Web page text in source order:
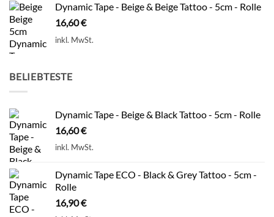
Dynamic Tape - Beige & Beige Tattoo - 5cm - Rolle
16,60€
inkl. MwSt.
BELIEBTESTE
Dynamic Tape - Beige & Black Tattoo - 5cm - Rolle
16,60€
inkl. MwSt.
Dynamic Tape ECO - Black & Grey Tattoo - 5cm -
Rolle
16,90€